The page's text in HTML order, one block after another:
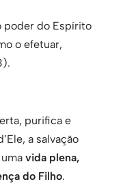
poder do Espírito
o efetuar,
purifica e
a salvação
vida plena,
do Filho.